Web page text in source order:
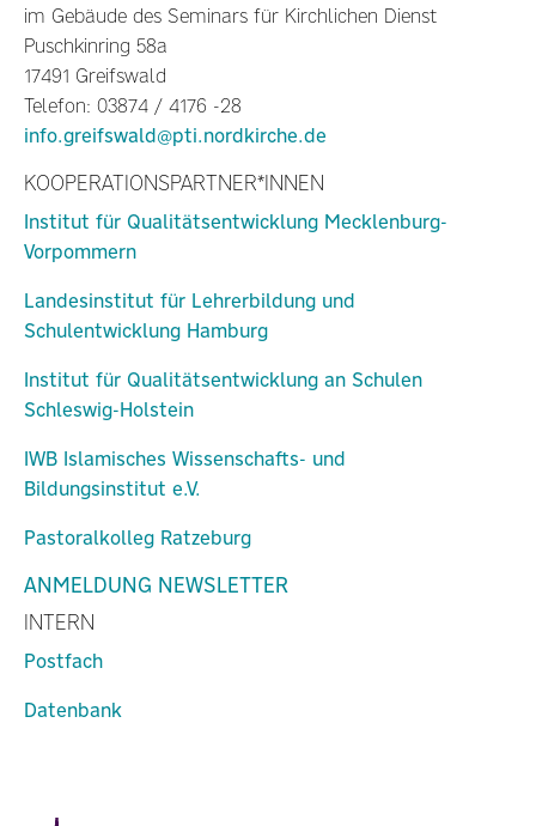
im Gebäude des Seminars für Kirchlichen Dienst
Puschkinring 58a
17491 Greifswald
Telefon: 03874 / 4176 -28
info.greifswald@pti.nordkirche.de
KOOPERATIONSPARTNER*INNEN
Institut für Qualitätsentwicklung Mecklenburg-
Vorpommern
Landesinstitut für Lehrerbildung und
Schulentwicklung Hamburg
Institut für Qualitätsentwicklung an Schulen
Schleswig-Holstein
IWB Islamisches Wissenschafts- und
Bildungsinstitut e.V.
Pastoralkolleg Ratzeburg
ANMELDUNG NEWSLETTER
INTERN
Postfach
Datenbank